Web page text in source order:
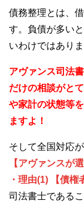
債務整理とは、
す。負債が多い
いわけではありま
アヴァンス司法
だけの相談がと
や家計の状態等
ますよ！
そして全国対応
【アヴァンスが
・理由(1) 【債権
司法書士である